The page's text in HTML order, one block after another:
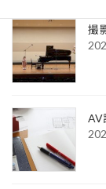
撮
AV